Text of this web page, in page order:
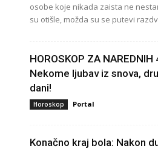
osobe koje nikada zaista ne
su otišle, možda su se putevi
HOROSKOP ZA NAREDNIH
Nekome ljubav iz snova,
dani!
Horoskop Portal
Konačno kraj bola: Nakon